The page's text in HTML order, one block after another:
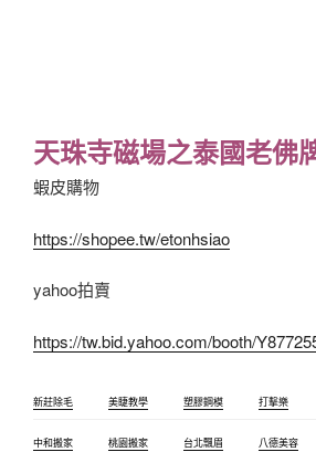
天珠寺磁場之泰國老佛
蝦皮購物
https://shopee.tw/etonhsiao
yahoo拍賣
https://tw.bid.yahoo.com/booth/
新莊除毛 美睫教學 塑膠鋼模 打擊樂
中和搬家 桃園搬家 台北飄眉 八德美容